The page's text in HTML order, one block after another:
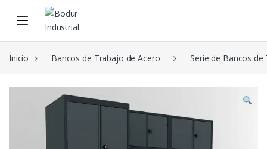
Skip to navigation
Skip to content
Inicio Bancos de Trabajo de Acero Serie de Bancos